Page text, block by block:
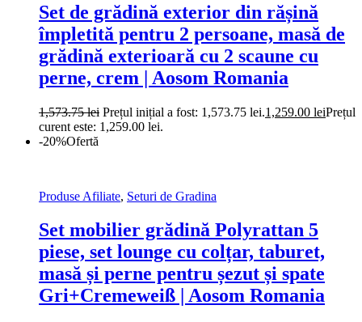
Set de grădină exterior din rășină
împletită pentru 2 persoane, masă de
grădină exterioară cu 2 scaune cu
perne, crem | Aosom Romania
1,573.75lei Prețul inițial a fost: 1,573.75 lei.1,259.00 leiPrețul
curent este: 1,259.00 lei.
-20%Ofertă
Produse Afiliate, Seturi de Gradina
Set mobilier grădină Polyrattan 5
piese, set lounge cu colțar, taburet,
masă și perne pentru șezut și spate
Gri+Cremeweiß | Aosom Romania